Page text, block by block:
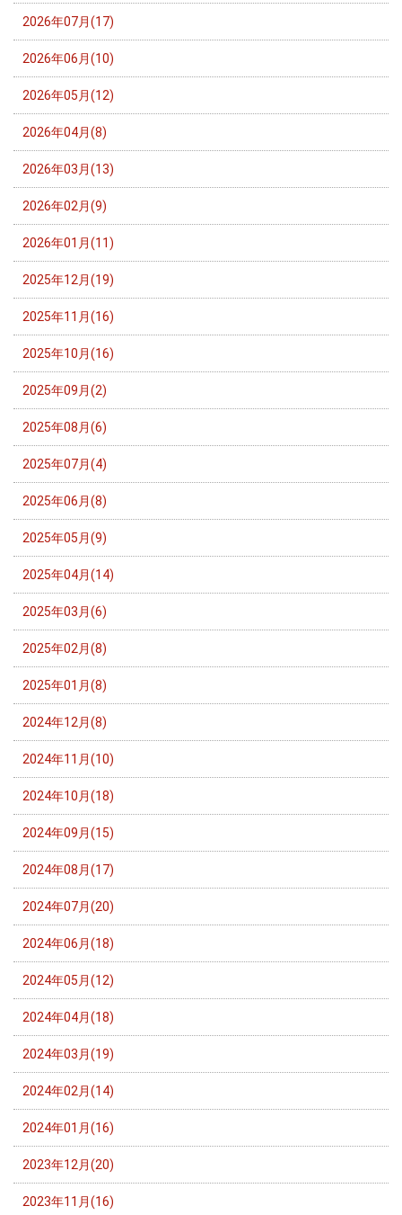
2026年07月(17)
2026年06月(10)
2026年05月(12)
2026年04月(8)
2026年03月(13)
2026年02月(9)
2026年01月(11)
2025年12月(19)
2025年11月(16)
2025年10月(16)
2025年09月(2)
2025年08月(6)
2025年07月(4)
2025年06月(8)
2025年05月(9)
2025年04月(14)
2025年03月(6)
2025年02月(8)
2025年01月(8)
2024年12月(8)
2024年11月(10)
2024年10月(18)
2024年09月(15)
2024年08月(17)
2024年07月(20)
2024年06月(18)
2024年05月(12)
2024年04月(18)
2024年03月(19)
2024年02月(14)
2024年01月(16)
2023年12月(20)
2023年11月(16)